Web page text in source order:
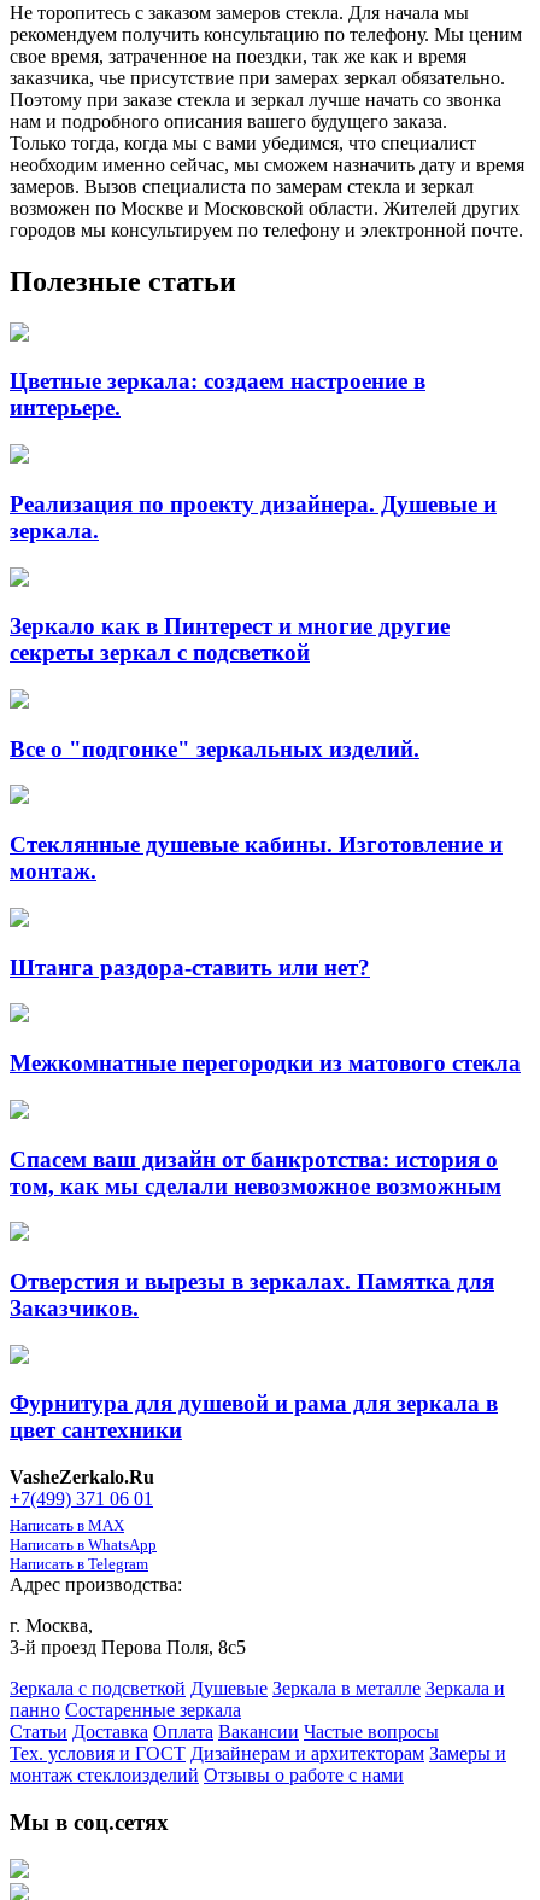
Не торопитесь с заказом замеров стекла. Для начала мы
рекомендуем получить консультацию по телефону. Мы ценим
свое время, затраченное на поездки, так же как и время
заказчика, чье присутствие при замерах зеркал обязательно.
Поэтому при заказе стекла и зеркал лучше начать со звонка
нам и подробного описания вашего будущего заказа.
Только тогда, когда мы с вами убедимся, что специалист
необходим именно сейчас, мы сможем назначить дату и время
замеров. Вызов специалиста по замерам стекла и зеркал
возможен по Москве и Московской области. Жителей других
городов мы консультируем по телефону и электронной почте.
Полезные статьи
Цветные зеркала: создаем настроение в
интерьере.
Реализация по проекту дизайнера. Душевые и
зеркала.
Зеркало как в Пинтерест и многие другие
секреты зеркал с подсветкой
Все о "подгонке" зеркальных изделий.
Стеклянные душевые кабины. Изготовление и
монтаж.
Штанга раздора-ставить или нет?
Межкомнатные перегородки из матового стекла
​Спасем ваш дизайн от банкротства: история о
том, как мы сделали невозможное возможным
Отверстия и вырезы в зеркалах. Памятка для
Заказчиков.
Фурнитура для душевой и рама для зеркала в
цвет сантехники
VasheZerkalo.Ru
+7(499) 371 06 01
Написать в MAX
Написать в WhatsApp
Написать в Telegram
Адрес производства:
г. Москва,
3-й проезд Перова Поля, 8с5
Зеркала с подсветкой Душевые Зеркала в металле Зеркала и
панно Состаренные зеркала
Статьи Доставка Оплата Вакансии Частые вопросы
Тех. условия и ГОСТ Дизайнерам и архитекторам Замеры и
монтаж стеклоизделий Отзывы о работе с нами
Мы в соц.сетях